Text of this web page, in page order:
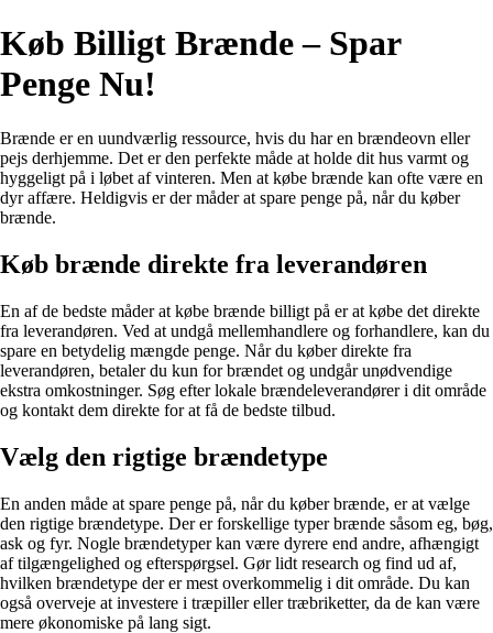
Køb Billigt Brænde – Spar
Penge Nu!
Brænde er en uundværlig ressource, hvis du har en brændeovn eller
pejs derhjemme. Det er den perfekte måde at holde dit hus varmt og
hyggeligt på i løbet af vinteren. Men at købe brænde kan ofte være en
dyr affære. Heldigvis er der måder at spare penge på, når du køber
brænde.
Køb brænde direkte fra leverandøren
En af de bedste måder at købe brænde billigt på er at købe det direkte
fra leverandøren. Ved at undgå mellemhandlere og forhandlere, kan du
spare en betydelig mængde penge. Når du køber direkte fra
leverandøren, betaler du kun for brændet og undgår unødvendige
ekstra omkostninger. Søg efter lokale brændeleverandører i dit område
og kontakt dem direkte for at få de bedste tilbud.
Vælg den rigtige brændetype
En anden måde at spare penge på, når du køber brænde, er at vælge
den rigtige brændetype. Der er forskellige typer brænde såsom eg, bøg,
ask og fyr. Nogle brændetyper kan være dyrere end andre, afhængigt
af tilgængelighed og efterspørgsel. Gør lidt research og find ud af,
hvilken brændetype der er mest overkommelig i dit område. Du kan
også overveje at investere i træpiller eller træbriketter, da de kan være
mere økonomiske på lang sigt.